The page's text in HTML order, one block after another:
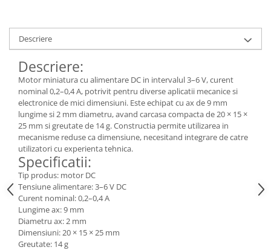
Descriere
Descriere:
Motor miniatura cu alimentare DC in intervalul 3–6 V, curent
nominal 0,2–0,4 A, potrivit pentru diverse aplicatii mecanice si
electronice de mici dimensiuni. Este echipat cu ax de 9 mm
lungime si 2 mm diametru, avand carcasa compacta de 20 × 15 ×
25 mm si greutate de 14 g. Constructia permite utilizarea in
mecanisme reduse ca dimensiune, necesitand integrare de catre
utilizatori cu experienta tehnica.
Specificatii:
Tip produs: motor DC
Tensiune alimentare: 3–6 V DC
Curent nominal: 0,2–0,4 A
Lungime ax: 9 mm
Diametru ax: 2 mm
Dimensiuni: 20 × 15 × 25 mm
Greutate: 14 g